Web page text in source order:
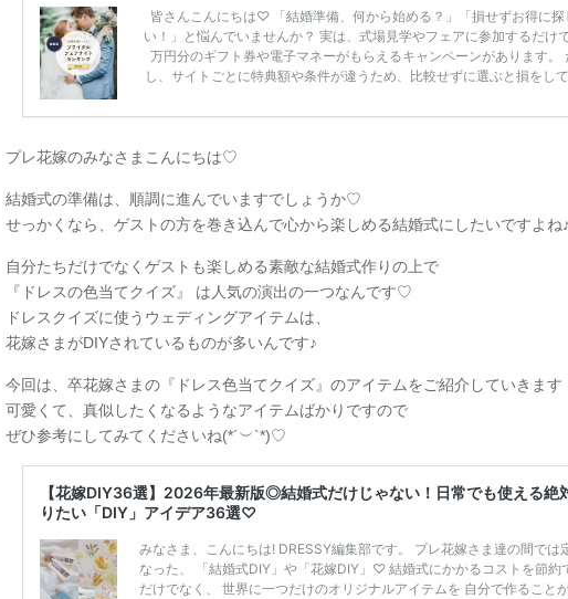
皆さんこんにちは♡ 「結婚準備、何から始める？」「損せずお得に探
い！」と悩んでいませんか？ 実は、式場見学やフェアに参加するだけ
万円分のギフト券や電子マネーがもらえるキャンペーンがあります。
し、サイトごとに特典額や条件が違うため、比較せずに選ぶと損をし
ンペーン特典ランキングを公開！ 比較サイト：プラコレ、ゼクシィ、
得？」「プラコレの特典は？」といった疑問も解決します。 まずは診断
プレ花嫁のみなさまこんにちは♡
結婚式の準備は、順調に進んでいますでしょうか♡
せっかくなら、ゲストの方を巻き込んで心から楽しめる結婚式にしたいですよね♪
自分たちだけでなくゲストも楽しめる素敵な結婚式作りの上で
『ドレスの色当てクイズ』 は人気の演出の一つなんです♡
ドレスクイズに使うウェディングアイテムは、
花嫁さまがDIYされているものが多いんです♪
今回は、卒花嫁さまの『ドレス色当てクイズ』のアイテムをご紹介していきます
可愛くて、真似したくなるようなアイテムばかりですので
ぜひ参考にしてみてくださいね(*´︶`*)♡
【花嫁DIY36選】2026年最新版◎結婚式だけじゃない！日常でも使える絶
りたい「DIY」アイデア36選♡
みなさま、こんにちは! DRESSY編集部です。 プレ花嫁さま達の間では
なった、 「結婚式DIY」や「花嫁DIY」♡ 結婚式にかかるコストを節約
だけでなく、 世界に一つだけのオリジナルアイテムを 自分で作ること